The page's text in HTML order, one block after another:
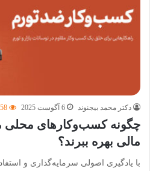
دکتر محمد بیجنوند 6 آگوست 2025
چگونه کسب‌وکارهای محلی
مالی بهره ببرند؟
با یادگیری اصولی سرمایه‌گذاری و